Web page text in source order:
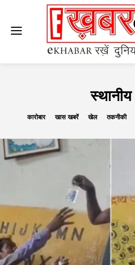
स्थानीय
कारोबार खास खबरें खेल तकनीकी